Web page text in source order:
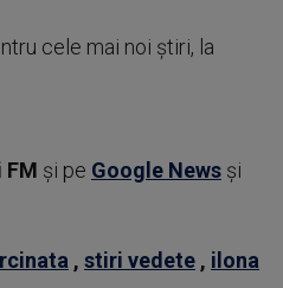
cele mai noi știri, la
FM şi pe Google News şi
, stiri vedete , ilona